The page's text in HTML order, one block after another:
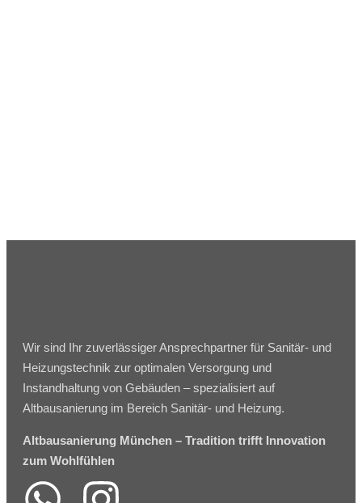
Wir sind Ihr zuverlässiger Ansprechpartner für Sanitär- und
Heizungstechnik zur optimalen Versorgung und
Instandhaltung von Gebäuden – spezialisiert auf
Altbausanierung im Bereich Sanitär- und Heizung.
Altbausanierung München – Tradition trifft Innovation
zum Wohlfühlen